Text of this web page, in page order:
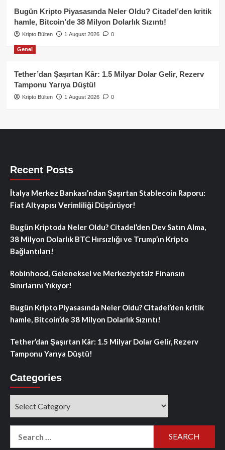
Bugün Kripto Piyasasında Neler Oldu? Citadel’den kritik
hamle, Bitcoin’de 38 Milyon Dolarlık Sızıntı!
Kripto Bülten 1 August 2026 0
Genel
Tether’dan Şaşırtan Kâr: 1.5 Milyar Dolar Gelir, Rezerv
Tamponu Yarıya Düştü!
Kripto Bülten 1 August 2026 0
Recent Posts
İtalya Merkez Bankası’ndan Şaşırtan Stablecoin Raporu:
Fiat Altyapısı Verimliliği Düşürüyor!
Bugün Kriptoda Neler Oldu? Citadel’den Dev Satın Alma,
38 Milyon Dolarlık BTC Hırsızlığı ve Trump’ın Kripto
Bağlantıları!
Robinhood, Geleneksel ve Merkeziyetsiz Finansın
Sınırlarını Yıkıyor!
Bugün Kripto Piyasasında Neler Oldu? Citadel’den kritik
hamle, Bitcoin’de 38 Milyon Dolarlık Sızıntı!
Tether’dan Şaşırtan Kâr: 1.5 Milyar Dolar Gelir, Rezerv
Tamponu Yarıya Düştü!
Categories